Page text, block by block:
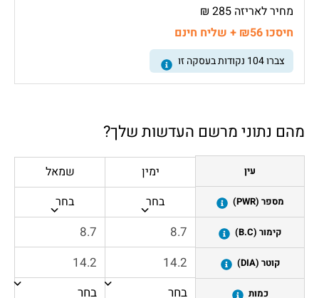
מחיר לאריזה 285 ₪
חיסכו ₪56 + שליח חינם
צברו104 נקודות בעסקה זו
מהם נתוני מרשם העדשות שלך?
עין
מספר (PWR)
קימור (B.C)
קוטר (DIA)
כמות
ימין
בחר
שמאל
בחר